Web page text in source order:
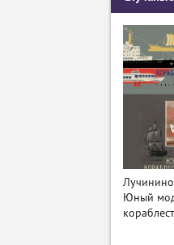
Юный